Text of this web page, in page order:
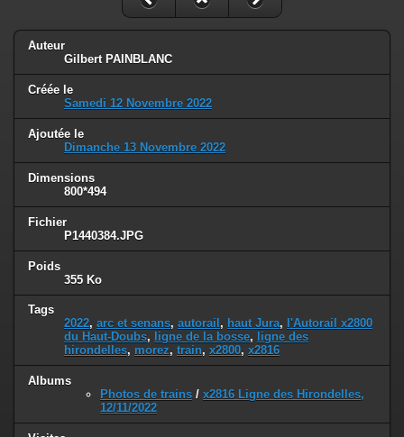
Auteur
Gilbert PAINBLANC
Créée le
Samedi 12 Novembre 2022
Ajoutée le
Dimanche 13 Novembre 2022
Dimensions
800*494
Fichier
P1440384.JPG
Poids
355 Ko
Tags
2022, arc et senans, autorail , haut Jura, l'Autorail x2800
du Haut-Doubs, ligne de la bosse,
ligne des
hirondelles, morez, train, x2800, x2816
Albums
Photos de trains / x2816 Ligne des Hirondelles,
12/11/2022